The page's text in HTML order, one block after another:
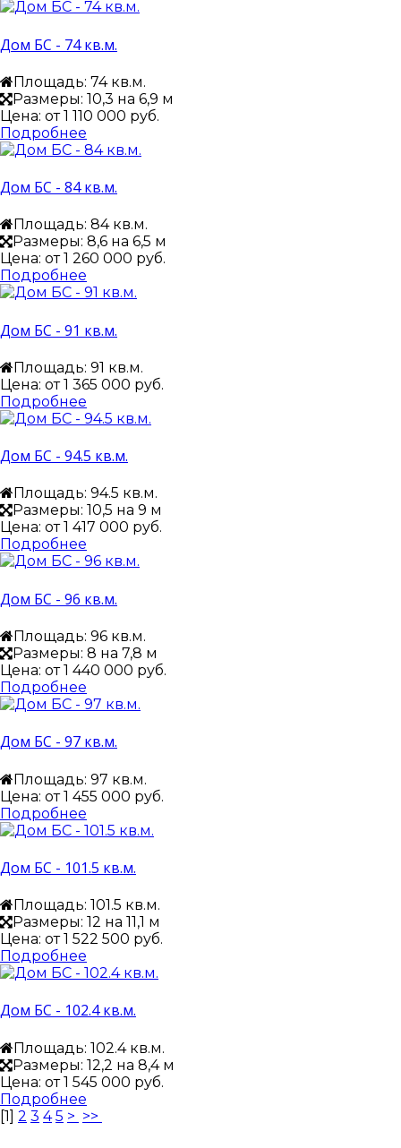
Дом БС - 74 кв.м.
Площадь: 74 кв.м.
Размеры: 10,3 на 6,9 м
Цена: от1 110 000 руб.
Подробнее
Дом БС - 84 кв.м.
Площадь: 84 кв.м.
Размеры: 8,6 на 6,5 м
Цена: от1 260 000 руб.
Подробнее
Дом БС - 91 кв.м.
Площадь: 91 кв.м.
Цена: от1 365 000 руб.
Подробнее
Дом БС - 94.5 кв.м.
Площадь: 94.5 кв.м.
Размеры: 10,5 на 9 м
Цена: от1 417 000 руб.
Подробнее
Дом БС - 96 кв.м.
Площадь: 96 кв.м.
Размеры: 8 на 7,8 м
Цена: от1 440 000 руб.
Подробнее
Дом БС - 97 кв.м.
Площадь: 97 кв.м.
Цена: от1 455 000 руб.
Подробнее
Дом БС - 101.5 кв.м.
Площадь: 101.5 кв.м.
Размеры: 12 на 11,1 м
Цена: от1 522 500 руб.
Подробнее
Дом БС - 102.4 кв.м.
Площадь: 102.4 кв.м.
Размеры: 12,2 на 8,4 м
Цена: от1 545 000 руб.
Подробнее
[1] 2 3 4 5 > >>